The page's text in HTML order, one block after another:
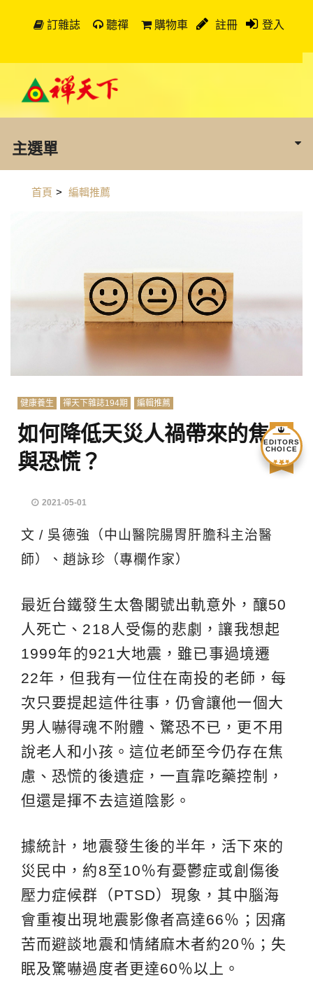
訂雜誌 聽禪 購物車 註冊 登入
主選單
首頁 > 編輯推薦
健康養生 禪天下雜誌194期 編輯推薦
如何降低天災人禍帶來的焦慮
與恐慌？
2021-05-01
EDITORS
CHOICE
文 / 吳德強（中山醫院腸胃肝膽科主治醫
師）、趙詠珍（專欄作家）
最近台鐵發生太魯閣號出軌意外，釀50
人死亡、218人受傷的悲劇，讓我想起
1999年的921大地震，雖已事過境遷
22年，但我有一位住在南投的老師，每
次只要提起這件往事，仍會讓他一個大
男人嚇得魂不附體、驚恐不已，更不用
說老人和小孩。這位老師至今仍存在焦
慮、恐慌的後遺症，一直靠吃藥控制，
但還是揮不去這道陰影。
據統計，地震發生後的半年，活下來的
災民中，約8至10％有憂鬱症或創傷後
壓力症候群（PTSD）現象，其中腦海
會重複出現地震影像者高達66％；因痛
苦而避談地震和情緒麻木者約20％；失
眠及驚嚇過度者更達60％以上。